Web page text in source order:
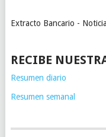
Extracto Bancario -
RECIBE
Resumen diario
Resumen semanal